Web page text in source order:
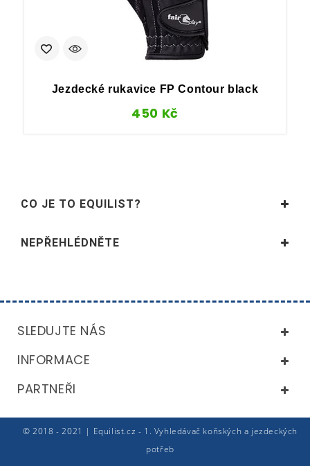
Jezdecké rukavice FP Contour black
450 Kč
CO JE TO EQUILIST?
NEPŘEHLÉDNĚTE
SLEDUJTE NÁS
INFORMACE
PARTNEŘI
© 2018 - 2021 | Equilist.cz - 1. Vyhledávač koňských a jezdeckých
potřeb